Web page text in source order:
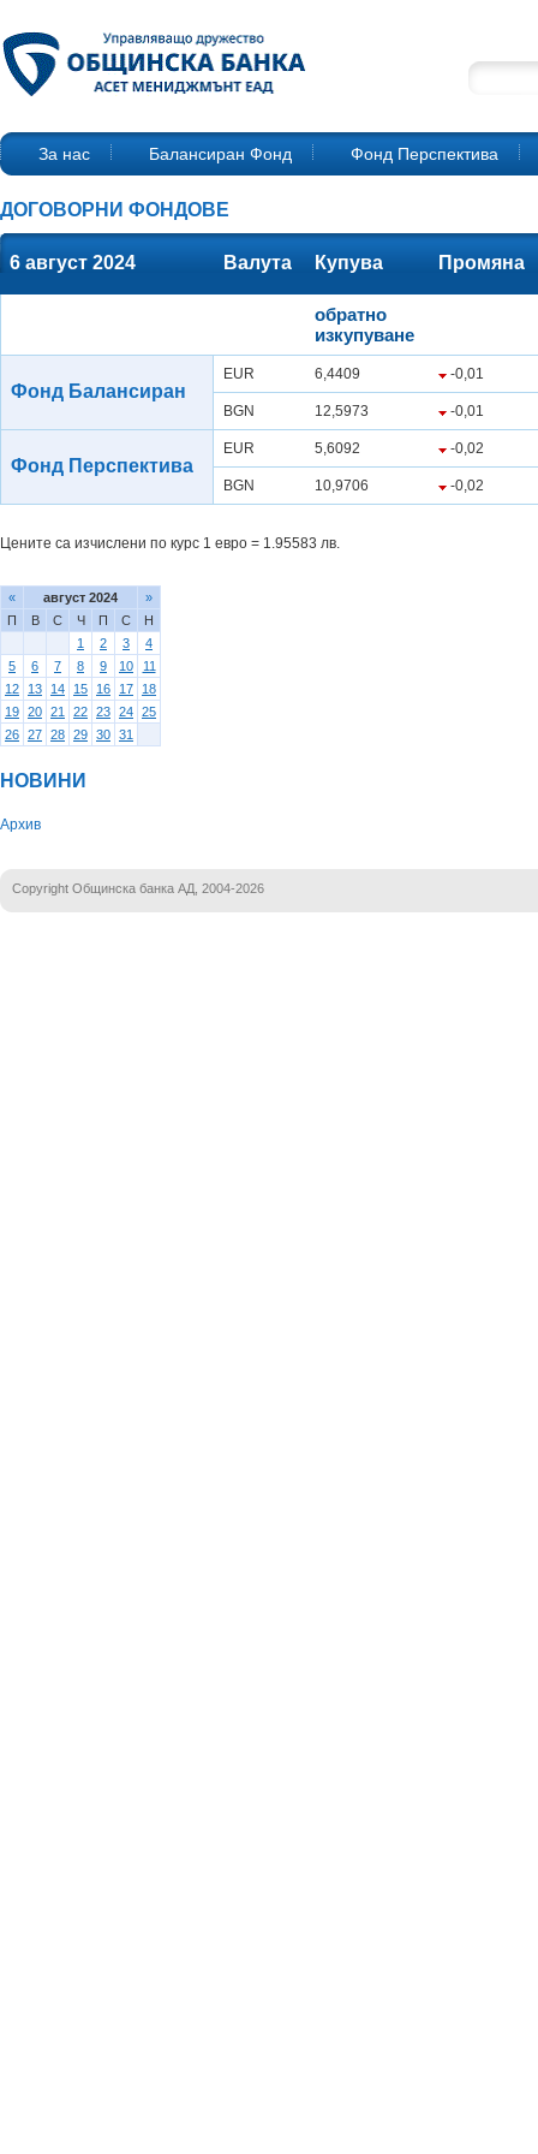
За нас Балансиран Фонд Фонд Перспектива
ДОГОВОРНИ ФОНДОВЕ
6 август 2024 Валута Купува Промяна
обратно
изкупуване
Фонд Балансиран
EUR 6,4409 -0,01
BGN 12,5973 -0,01
Фонд Перспектива
EUR 5,6092 -0,02
BGN 10,9706 -0,02
Цените са изчислени по курс 1 евро = 1.95583 лв.
« август 2024
»
П
В С Ч П С
Н
1
2 3
4
5
6 7 8 9 10
11
12
13 14 15 16 17
18
19 20 21 22 23 24 25
26 27 28 29 30 31
НОВИНИ
Архив
Copyright Общинска банка АД, 2004-2026